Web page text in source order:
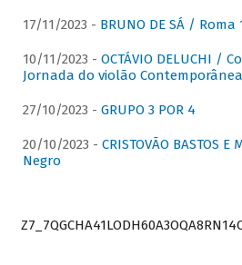
17/11/2023 - BRUNO DE SÁ / Roma
10/11/2023 - OCTÁVIO DELUCHI /
Jornada do violão Contemporânea
27/10/2023 - GRUPO 3 POR 4
20/10/2023 - CRISTOVÃO BASTOS
Negro